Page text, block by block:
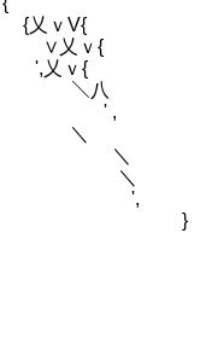
V{
{
{
' ,
＼
＼ ＼
', ＼
} ',
.∨ } }